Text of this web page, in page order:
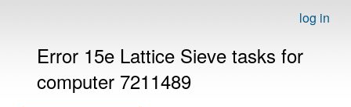
log in
Error 15e Lattice Sieve tasks for
computer 7211489